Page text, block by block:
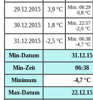
29.12.2015 3,9 °C
Min. 06:29
0,8 °C
30.12.2015 1,8 °C
Min. 22:57
-2,6 °C
31.12.2015 -2,5 °C
Min. 06:38
-4,7 °C
Min-Datum 31.12.15
Min-Zeit
06:38
Minimum
-4,7 °C
Max-Datum
22.12.15